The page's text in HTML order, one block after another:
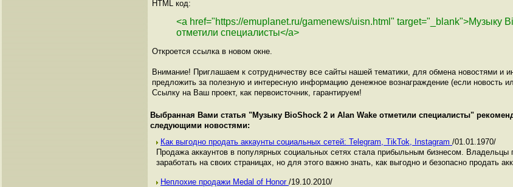
HTML код:
<a href="https://emuplanet.ru/gamenews/uisn.html" target="_blank">Музыку
отметили специалисты</a>
Откроется ссылка в новом окне.
Внимание! Приглашаем к сотрудничеству все сайты нашей тематики, для обмена новостями и
предложить за полезную и интересную информацию денежное вознаграждение (если новость
Ссылку на Ваш проект, как первоисточник, гарантируем!
Выбранная Вами статья "Музыку BioShock 2 и Alan Wake отметили специалисты"
следующими новостями:
Как выгодно продать аккаунты социальных сетей: Telegram, TikTok, Instagram /01.01.1970/
Продажа аккаунтов в популярных социальных сетях стала прибыльным бизнесом. Владельцы
заработать на своих страницах, но для этого важно знать, как выгодно и безопасно продать
Неплохие продажи Medal of Honor /19.10.2010/